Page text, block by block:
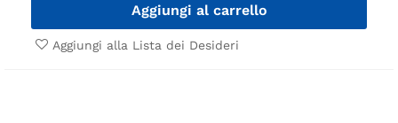
Aggiungi al carrello
Aggiungi alla Lista dei Desideri